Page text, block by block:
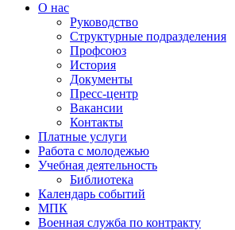
О нас
Руководство
Структурные подразделения
Профсоюз
История
Документы
Пресс-центр
Вакансии
Контакты
Платные услуги
Работа с молодежью
Учебная деятельность
Библиотека
Календарь событий
МПК
Военная служба по контракту